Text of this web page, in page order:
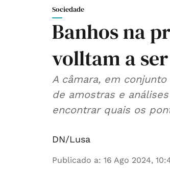
Sociedade
Banhos na
volltam a
A câmara, em
de amostras e
encontrar quais os
DN/Lusa
Publicado a: 16 Ago 2024,